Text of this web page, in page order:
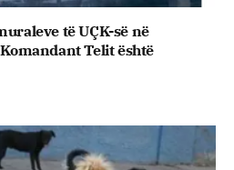
të UÇK-së në
Telit është